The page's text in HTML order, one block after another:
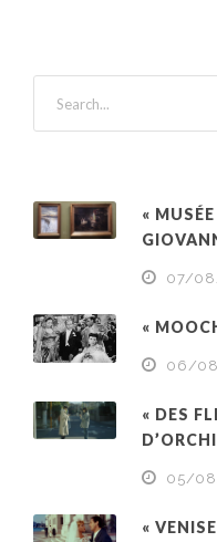
«
07/
«
06/
« DES
05/
«